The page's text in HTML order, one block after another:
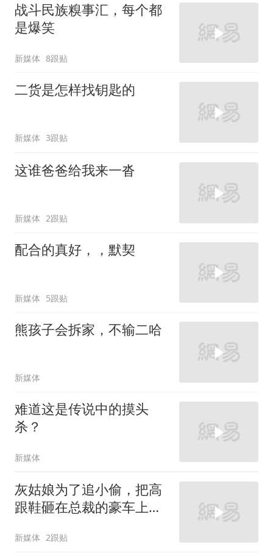
战斗民族糗事汇，每个都
是爆笑
新媒体 8跟贴
二货是怎样找钥匙的
新媒体 3跟贴
这谁爸爸给我来一沓
新媒体 2跟贴
配合的真好，，默契
新媒体 5跟贴
熊孩子会拆家，不输二哈
新媒体
难道这是传说中的摸头
杀？
新媒体
灰姑娘为了追小偷，把高
跟鞋砸在总裁的豪车上，
新媒体 2跟贴